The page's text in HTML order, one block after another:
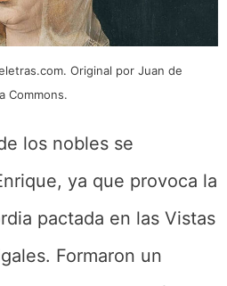
Original por Juan de
Commons.
los nobles se
ya que provoca la
pactada en las Vistas
Formaron un